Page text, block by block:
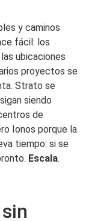
y caminos
fácil: los
ubicaciones
proyectos se
Strato se
siendo
de
Ionos porque la
tiempo: si se
Escala.